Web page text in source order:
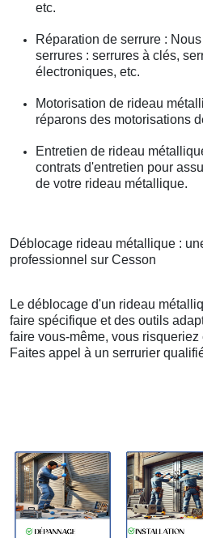
etc.
Réparation de serrure :
serrures : serrures à clés,
électroniques, etc.
Motorisation de rideau
réparons des motorisations
Entretien de rideau
contrats d'entretien pour
de votre rideau métallique.
Déblocage rideau métallique :
professionnel sur Cesson
Le déblocage d'un rideau
faire spécifique et des outils
faire vous-même, vous
Faites appel à un serrurier